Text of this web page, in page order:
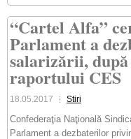
“Cartel Alfa”
Parlament a
salarizării,
raportului CES
18.05.2017 Stiri
Confederaţia Naţională
Parlament a dezbaterilor